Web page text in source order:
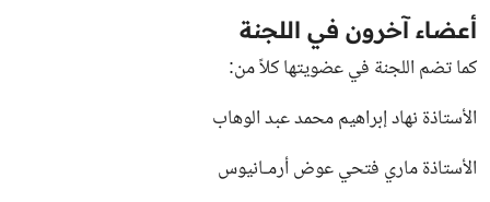
أعضاء آخرون في اللجنة
كما تضم اللجنة في عضويتها كلاً من:
الأستاذة نهاد إبراهيم محمد عبد الوهاب
الأستاذة ماري فتحي عوض أرمـانيوس